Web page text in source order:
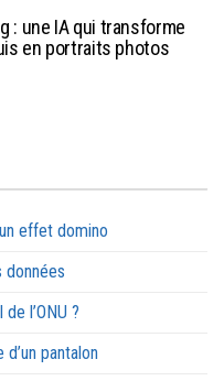
: une IA qui transforme
en portraits photos
effet domino
données
l’ONU ?
pantalon